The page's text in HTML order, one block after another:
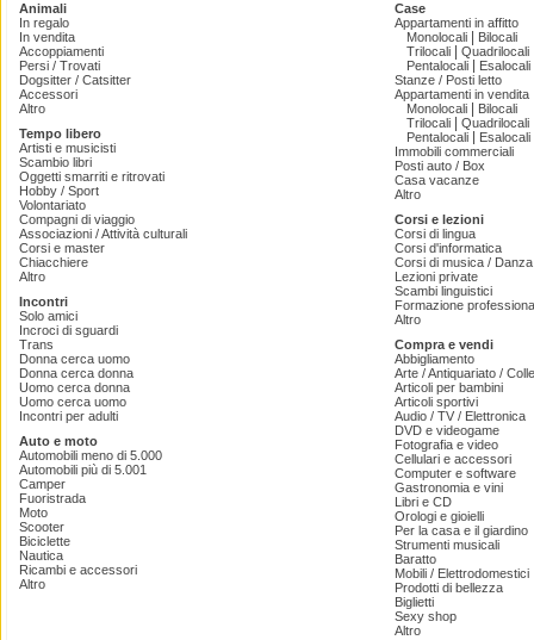
Animali
In regalo
In vendita
Accoppiamenti
Persi / Trovati
Dogsitter / Catsitter
Accessori
Altro
Tempo libero
Artisti e musicisti
Scambio libri
Oggetti smarriti e ritrovati
Hobby / Sport
Volontariato
Compagni di viaggio
Associazioni / Attività culturali
Corsi e master
Chiacchiere
Altro
Incontri
Solo amici
Incroci di sguardi
Trans
Donna cerca uomo
Donna cerca donna
Uomo cerca donna
Uomo cerca uomo
Incontri per adulti
Auto e moto
Automobili meno di 5.000
Automobili più di 5.001
Camper
Fuoristrada
Moto
Scooter
Biciclette
Nautica
Ricambi e accessori
Altro
Case
Appartamenti in affitto
Monolocali
Bilocali
Trilocali
Quadrilocali
Pentalocali
Esalocali
Stanze / Posti letto
Appartamenti in vendita
Monolocali
Bilocali
Trilocali
Quadrilocali
Pentalocali
Esalocali
Immobili commerciali
Posti auto / Box
Casa vacanze
Altro
Corsi e lezioni
Corsi di lingua
Corsi d'informatica
Corsi di musica /
Lezioni private
Scambi linguistici
Formazione
Altro
Compra e vendi
Abbigliamento
Arte / Antiquariato /
Articoli per bambini
Articoli sportivi
Audio / TV / Elettronica
DVD e videogame
Fotografia e video
Cellulari e accessori
Computer e software
Gastronomia e vini
Libri e CD
Orologi e gioielli
Per la casa e il giardino
Strumenti musicali
Baratto
Mobili / Elettrodomestici
Prodotti di bellezza
Biglietti
Sexy shop
Altro